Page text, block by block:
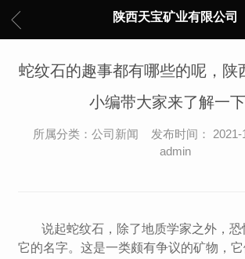
陕西天宝矿业有限公司
蛇纹石的趣事都有哪些的呢，陕
小编带大家来了解一下
所属分类：公司新闻 发布时间：
admin
说起蛇纹石，除了地质学家之外，
它的名字。这是一类颇有争议的矿物，